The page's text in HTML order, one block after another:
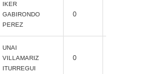
IKER
GABIRONDO
PEREZ
0
UNAI
VILLAMARIZ
ITURREGUI
0